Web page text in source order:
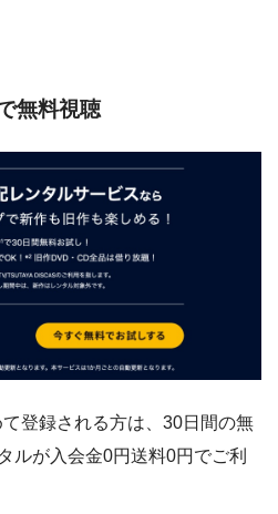
無料視聴
登録される方は、30日間の無
ルが入会金0円送料0円でご利